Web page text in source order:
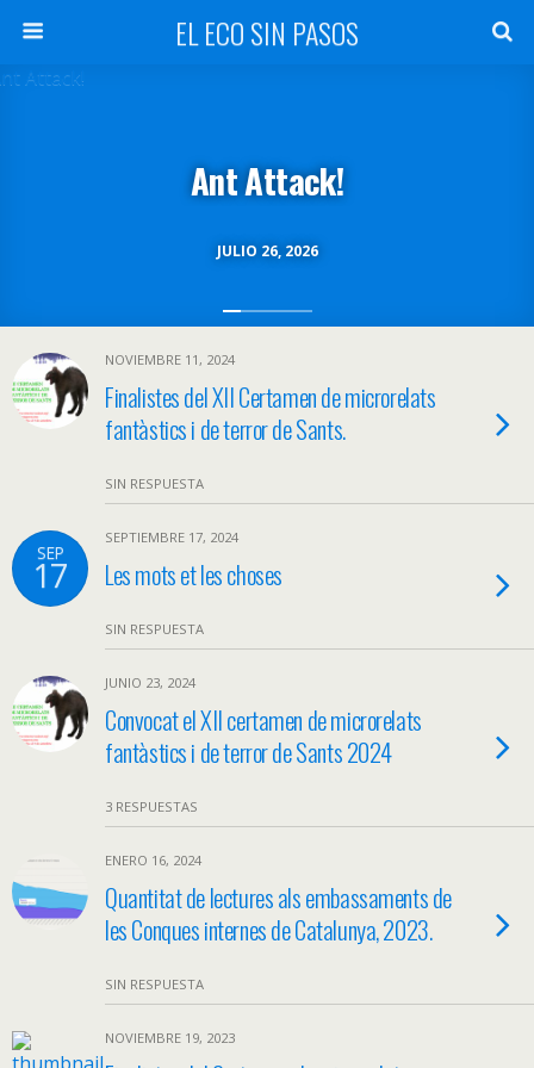
EL ECO SIN PASOS
JULIO 26, 2026
Ant Attack!
NOVIEMBRE 11, 2024
Finalistes del XII Certamen de microrelats
fantàstics i de terror de Sants.
SIN RESPUESTA
SEP
17
SEPTIEMBRE 17, 2024
Les mots et les choses
SIN RESPUESTA
JUNIO 23, 2024
Convocat el XII certamen de microrelats
fantàstics i de terror de Sants 2024
3 RESPUESTAS
ENERO 16, 2024
Quantitat de lectures als embassaments de
les Conques internes de Catalunya, 2023.
SIN RESPUESTA
NOVIEMBRE 19, 2023